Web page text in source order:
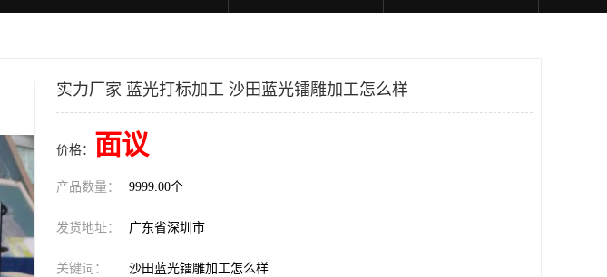
实力厂家 蓝光打标加工 沙田蓝光镭雕加工怎么样
价格： 面议
产品数量： 9999.00个
发货地址： 广东省深圳市
关键词： 沙田蓝光镭雕加工怎么样